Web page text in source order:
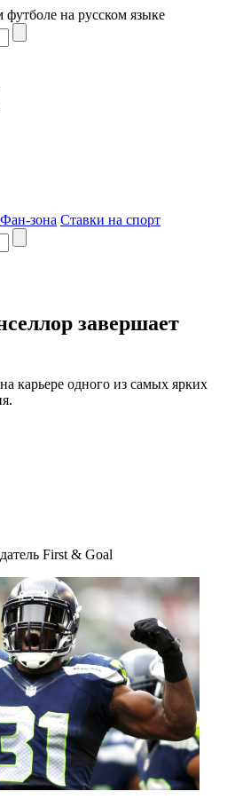
на русском языке
Фан-зона Ставки на спорт
завершает
карьере одного из самых ярких
First & Goal